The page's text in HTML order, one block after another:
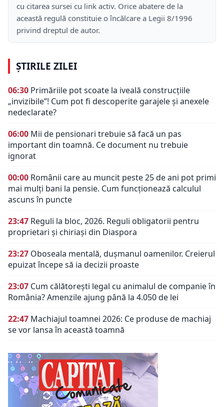
cu citarea sursei cu link activ. Orice abatere de la
această regulă constituie o încălcare a Legii 8/1996
privind dreptul de autor.
ȘTIRILE ZILEI
06:30 Primăriile pot scoate la iveală construcțiile
„invizibile”! Cum pot fi descoperite garajele și anexele
nedeclarate?
06:00 Mii de pensionari trebuie să facă un pas
important din toamnă. Ce document nu trebuie
ignorat
00:00 Românii care au muncit peste 25 de ani pot primi
mai mulți bani la pensie. Cum funcționează calculul
ascuns în puncte
23:47 Reguli la bloc, 2026. Reguli obligatorii pentru
proprietari și chiriași din Diaspora
23:27 Oboseala mentală, dușmanul oamenilor. Creierul
epuizat începe să ia decizii proaste
23:07 Cum călătorești legal cu animalul de companie în
România? Amenzile ajung până la 4.050 de lei
22:47 Machiajul toamnei 2026: Ce produse de machiaj
se vor lansa în această toamnă